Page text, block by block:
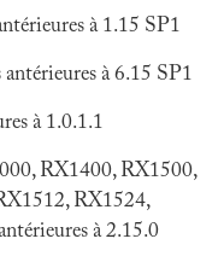
à 1.15 SP1
à 6.15 SP1
à 1.0.1.1
RX1400, RX1500,
RX1524,
à 2.15.0